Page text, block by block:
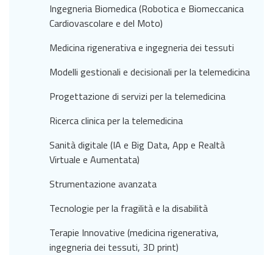
Ingegneria Biomedica (Robotica e Biomeccanica
Cardiovascolare e del Moto)
Medicina rigenerativa e ingegneria dei tessuti
Modelli gestionali e decisionali per la telemedicina
Progettazione di servizi per la telemedicina
Ricerca clinica per la telemedicina
Sanità digitale (IA e Big Data, App e Realtà
Virtuale e Aumentata)
Strumentazione avanzata
Tecnologie per la fragilità e la disabilità
Terapie Innovative (medicina rigenerativa,
ingegneria dei tessuti, 3D print)